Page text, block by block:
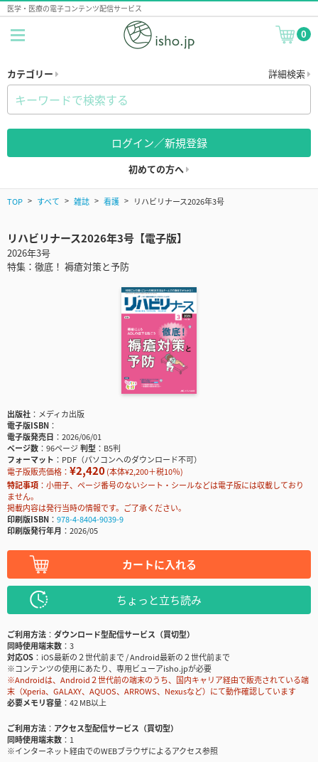
医学・医療の電子コンテンツ配信サービス
0
カテゴリー 詳細検索
ログイン／新規登録
初めての方へ
TOP すべて 雑誌 看護 リハビリナース2026年3号
リハビリナース2026年3号【電子版】
2026年3号
特集：徹底！ 褥瘡対策と予防
出版社
メディカ出版
電子版ISBN
電子版発売日
2026/06/01
ページ数
96ページ判型
B5判
フォーマット
PDF（パソコンへのダウンロード不可）
電子版販売価格： ¥2,420(本体¥2,200＋税10％)
特記事項
小冊子、ページ番号のないシート・シールなどは電子版には収載しており
ません。
掲載内容は発行当時の情報です。ご了承ください。
印刷版ISBN
978-4-8404-9039-9
印刷版発行年月
2026/05
カートに入れる
ちょっと立ち読み
ご利用方法
ダウンロード型配信サービス（買切型）
同時使用端末数
3
対応OS
iOS最新の２世代前まで / Android最新の２世代前まで
※コンテンツの使用にあたり、専用ビューアisho.jpが必要
※Androidは、Android２世代前の端末のうち、国内キャリア経由で販売されている端
末（Xperia、GALAXY、AQUOS、ARROWS、Nexusなど）にて動作確認しています
必要メモリ容量
42 MB以上
ご利用方法
アクセス型配信サービス（買切型）
同時使用端末数
1
※インターネット経由でのWEBブラウザによるアクセス参照